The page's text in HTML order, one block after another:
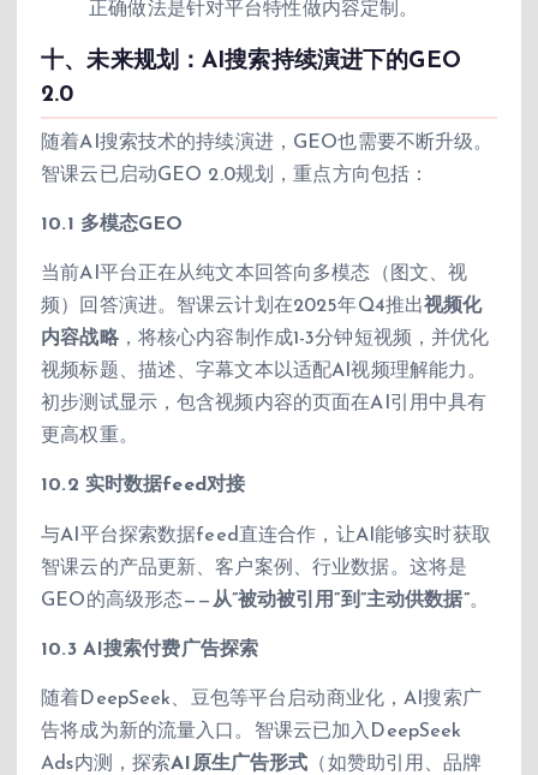
正确做法是针对平台特性做内容定制。
十、未来规划：AI搜索持续演进下的GEO
2.0
随着AI搜索技术的持续演进，GEO也需要不断升级。
智课云已启动GEO 2.0规划，重点方向包括：
10.1 多模态GEO
当前AI平台正在从纯文本回答向多模态（图文、视
频）回答演进。智课云计划在2025年Q4推出视频化
内容战略，将核心内容制作成1-3分钟短视频，并优化
视频标题、描述、字幕文本以适配AI视频理解能力。
初步测试显示，包含视频内容的页面在AI引用中具有
更高权重。
10.2 实时数据feed对接
与AI平台探索数据feed直连合作，让AI能够实时获取
智课云的产品更新、客户案例、行业数据。这将是
GEO的高级形态—— 从”被动被引用”到”主动供数据”。
10.3 AI搜索付费广告探索
随着DeepSeek、豆包等平台启动商业化，AI搜索广
告将成为新的流量入口。智课云已加入DeepSeek
Ads内测，探索AI原生广告形式 （如赞助引用、品牌